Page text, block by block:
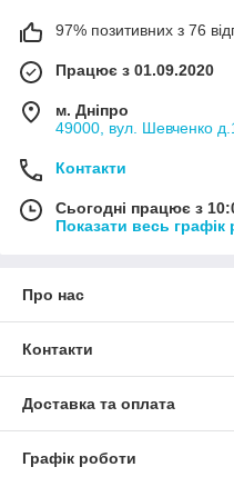
97% позитивних з 76
Працює з 01.09.2020
м. Дніпро
49000, вул. Шевченко
Контакти
Сьогодні працює з
Показати весь графік
Про нас
Контакти
Доставка та оплата
Графік роботи